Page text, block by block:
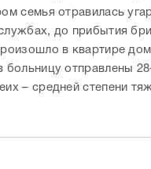
семья отравилась
до прибытия
в квартире
больницу отправлены
– средней степени